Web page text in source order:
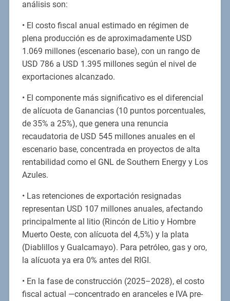
análisis son:
• El costo fiscal anual estimado en régimen de
plena producción es de aproximadamente USD
1.069 millones (escenario base), con un rango de
USD 786 a USD 1.395 millones según el nivel de
exportaciones alcanzado.
• El componente más significativo es el diferencial
de alícuota de Ganancias (10 puntos porcentuales,
de 35% a 25%), que genera una renuncia
recaudatoria de USD 545 millones anuales en el
escenario base, concentrada en proyectos de alta
rentabilidad como el GNL de Southern Energy y Los
Azules.
• Las retenciones de exportación resignadas
representan USD 107 millones anuales, afectando
principalmente al litio (Rincón de Litio y Hombre
Muerto Oeste, con alícuota del 4,5%) y la plata
(Diablillos y Gualcamayo). Para petróleo, gas y oro,
la alícuota ya era 0% antes del RIGI.
• En la fase de construcción (2025–2028), el costo
fiscal actual —concentrado en aranceles e IVA pre-